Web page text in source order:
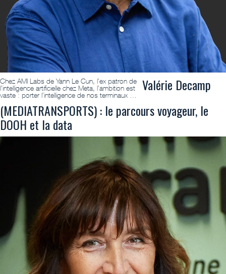
Chez AMI Labs de Yann Le Cun, l’ex patron de
l’intelligence artificielle chez Meta, l’ambition est
vaste : porter l’intelligence de nos terminaux …
Valérie Decamp
(MEDIATRANSPORTS) : le parcours voyageur, le
DOOH et la data